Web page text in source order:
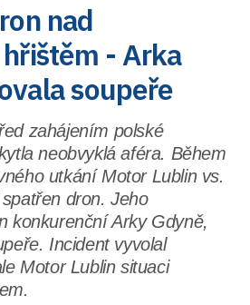
nad
- Arka
soupeře
zahájením polské
neobvyklá aféra. Během
utkání Motor Lublin vs.
dron. Jeho
konkurenční Arky Gdyně,
Incident vyvolal
Motor Lublin situaci